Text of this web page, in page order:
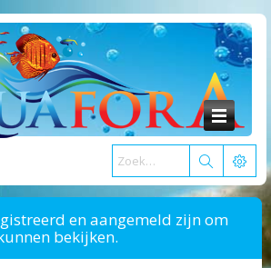
en aangemeld zijn om
bekijken.